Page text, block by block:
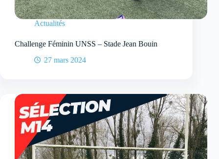
Actualités
Challenge Féminin UNSS – Stade Jean Bouin
27 mars 2024